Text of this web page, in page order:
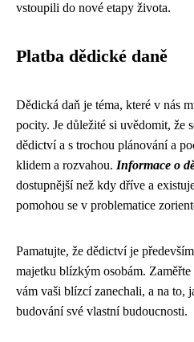
vstoupili do nové etapy života.
Platba dědické daně
Dědická daň je téma, které v nás
pocity. Je důležité si uvědomit, že
dědictví a s trochou plánování a
klidem a rozvahou. Informace o
dostupnější než kdy dříve a
pomohou se v problematice
Pamatujte, že dědictví je
majetku blízkým osobám.
vám vaši blízcí zanechali, a na to,
budování své vlastní budoucnosti.